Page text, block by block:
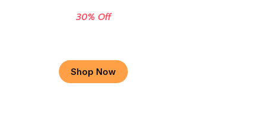
30% Off
Shop Now